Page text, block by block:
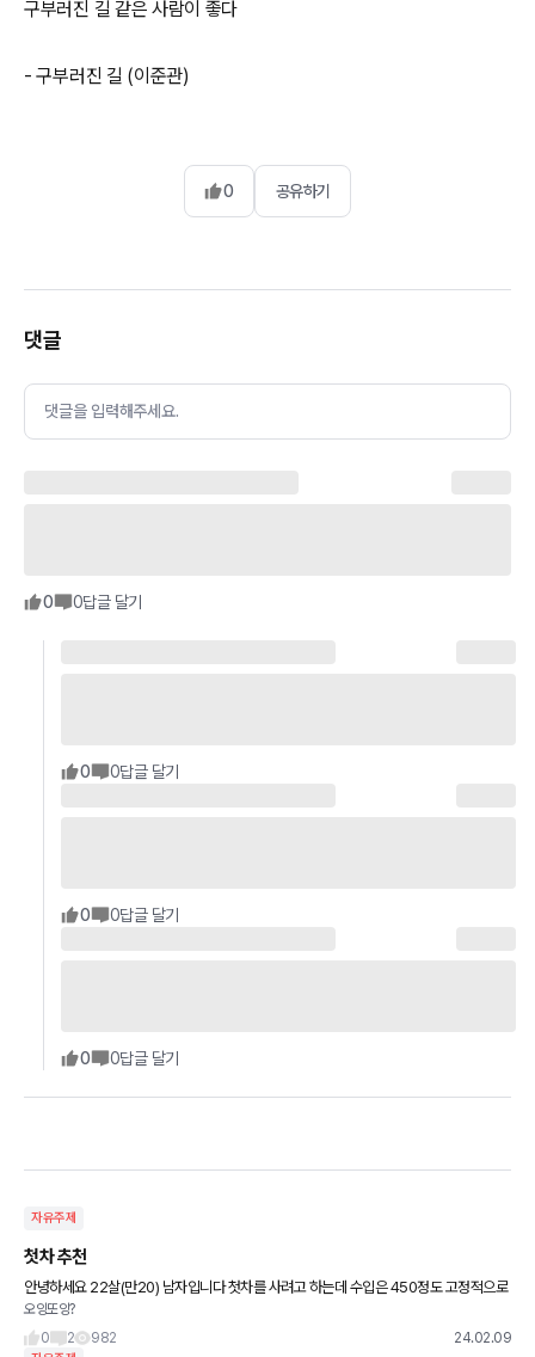
구부러진 길 같은 사람이 좋다
- 구부러진 길 (이준관)
0 공유하기
댓글
댓글을 입력해주세요.
0 0답글 달기
0 0답글 달기
0 0답글 달기
0 0답글 달기
자유주제
첫차 추천
안녕하세요 22살(만20) 남자입니다 첫차를 사려고 하는데 수입은 450정도 고정적으로
나오고 dn8 생각하고 있는데 유자비랑 보험료가 어느정도 일까요?
오잉또잉?
0
2 982 24.02.09